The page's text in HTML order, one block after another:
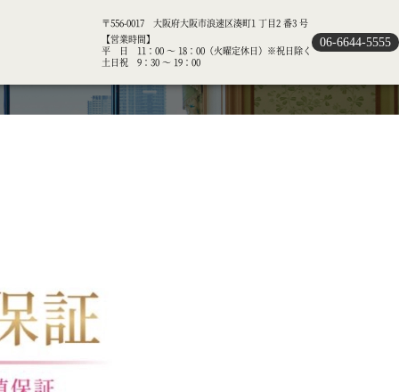
〒556-0017 大阪府大阪市浪速区湊町1 丁目2 番3 号
【営業時間】
平 日 11：00 ～ 18：00（火曜定休日）※祝日除く
土日祝 9：30 ～ 19：00
06-6644-5555